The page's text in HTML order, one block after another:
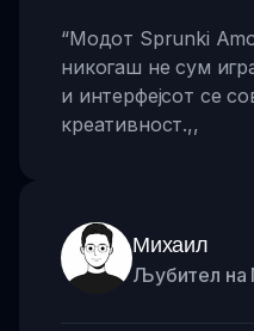
“Модот Sprunki
никогаш не сум
и интерфејсот се
креативност.,,
Михаил
Љубител на